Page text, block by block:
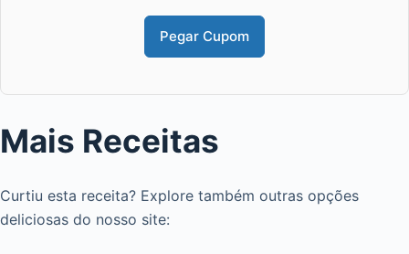
Pegar Cupom
Mais Receitas
Curtiu esta receita? Explore também outras opções
deliciosas do nosso site: